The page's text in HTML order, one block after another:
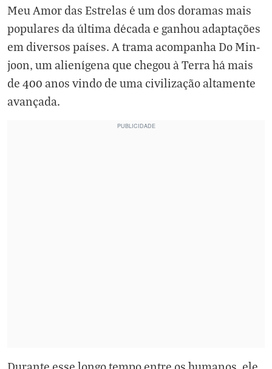
Meu Amor das Estrelas é um dos doramas mais
populares da última década e ganhou adaptações
em diversos países. A trama acompanha Do Min-
joon, um alienígena que chegou à Terra há mais
de 400 anos vindo de uma civilização altamente
avançada.